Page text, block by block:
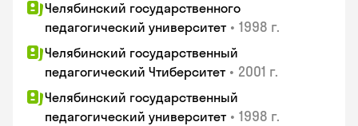
Челябинский государственного
педагогический университет • 1998 г.
Челябинский государственный
педагогический Чтиберситет • 2001 г.
Челябинский государственный
педагогический университет • 1998 г.